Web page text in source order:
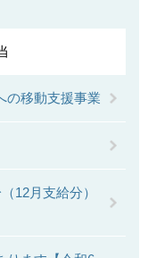
の移動支援事業
12月支給分）